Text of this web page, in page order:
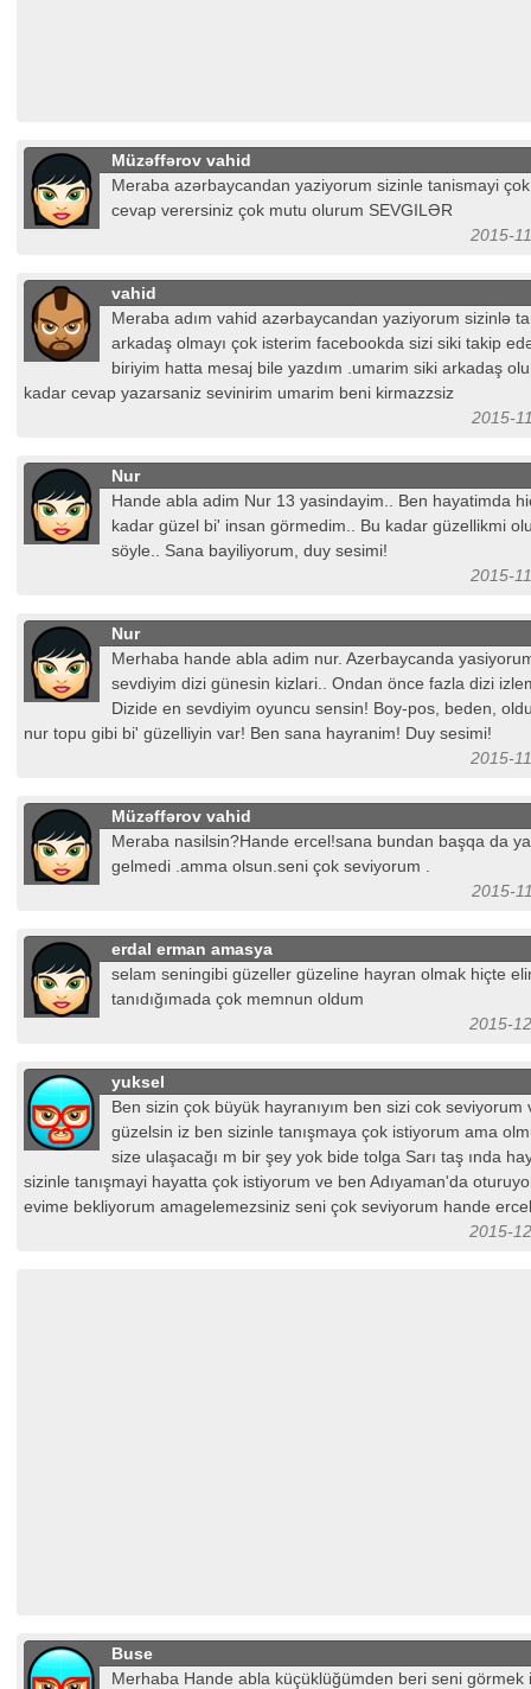
Müzəffərov vahid
Meraba azərbaycandan yaziyorum sizinle tanismayi
cevap verersiniz çok mutu olurum SEVGILƏR
2015-
vahid
Meraba adım vahid azərbaycandan yaziyorum sizinlə
arkadaş olmayı çok isterim facebookda sizi siki takip
biriyim hatta mesaj bile yazdım .umarim siki arkadaş
kadar cevap yazarsaniz sevinirim umarim beni kirmazzsiz
2015-
Nur
Hande abla adim Nur 13 yasindayim.. Ben hayatimda
kadar güzel bi' insan görmedim.. Bu kadar güzellikmi
söyle.. Sana bayiliyorum, duy sesimi!
2015-
Nur
Merhaba hande abla adim nur. Azerbaycanda
sevdiyim dizi günesin kizlari.. Ondan önce fazla dizi
Dizide en sevdiyim oyuncu sensin! Boy-pos, beden,
nur topu gibi bi' güzelliyin var! Ben sana hayranim! Duy sesimi!
2015-
Müzəffərov vahid
Meraba nasilsin?Hande ercel!sana bundan başqa da
gelmedi .amma olsun.seni çok seviyorum .
2015-
erdal erman amasya
selam seningibi güzeller güzeline hayran olmak hiçte
tanıdığımada çok memnun oldum
2015-
yuksel
Ben sizin çok büyük hayranıyım ben sizi cok seviyorum
güzelsin iz ben sizinle tanışmaya çok istiyorum ama
size ulaşacağı m bir şey yok bide tolga Sarı taş ında
sizinle tanışmayi hayatta çok istiyorum ve ben Adıyaman'da
evime bekliyorum amagelemezsiniz seni çok seviyorum hande
2015-
Buse
Merhaba Hande abla küçüklüğümden beri seni görmek